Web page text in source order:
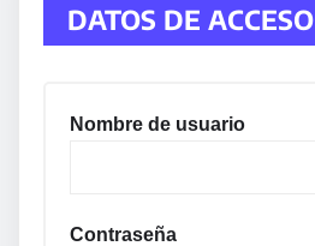
DATOS DE ACCESO
Nombre de usuario
Contraseña